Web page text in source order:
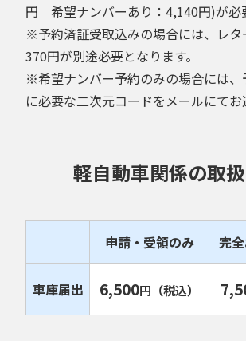
円 希望ナンバーあり：4,140円)が必
※予約済証受取込みの場合には、レタ
370円が別途必要となります。
※希望ナンバー予約のみの場合には
に必要な二次元コードをメールにてお
軽自動車関係の取
申請・受領のみ 完
車庫届出 6,500円 （税込）